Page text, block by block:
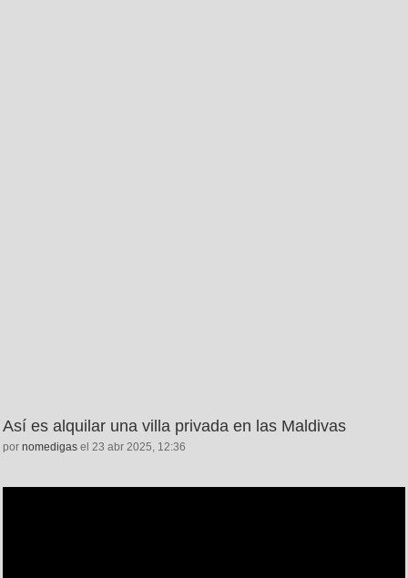
Así es alquilar una villa privada en las Maldivas
por nomedigas el 23 abr 2025, 12:36